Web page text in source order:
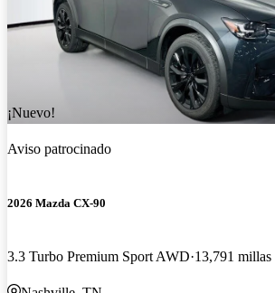
¡Nuevo!
Aviso patrocinado
2026 Mazda CX-90
3.3 Turbo Premium Sport AWD 13,791 millas